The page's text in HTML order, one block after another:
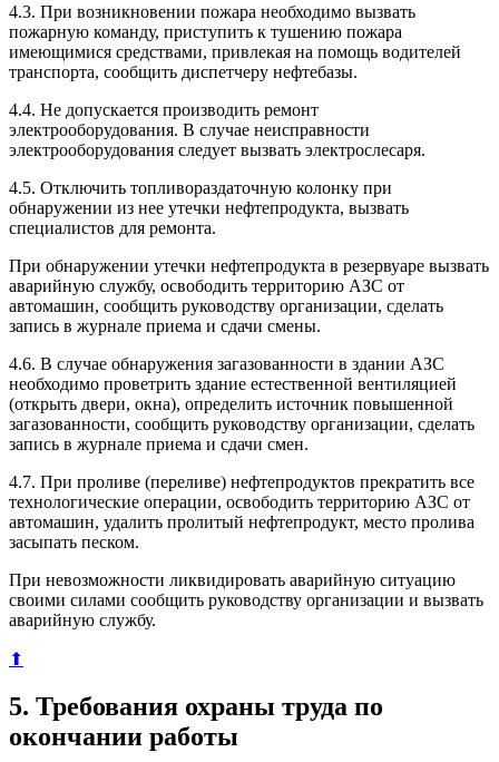
4.3. При возникновении пожара необходимо вызвать
пожарную команду, приступить к тушению пожара
имеющимися средствами, привлекая на помощь водителей
транспорта, сообщить диспетчеру нефтебазы.
4.4. Не допускается производить ремонт
электрооборудования. В случае неисправности
электрооборудования следует вызвать электрослесаря.
4.5. Отключить топливораздаточную колонку при
обнаружении из нее утечки нефтепродукта, вызвать
специалистов для ремонта.
При обнаружении утечки нефтепродукта в резервуаре вызвать
аварийную службу, освободить территорию АЗС от
автомашин, сообщить руководству организации, сделать
запись в журнале приема и сдачи смены.
4.6. В случае обнаружения загазованности в здании АЗС
необходимо проветрить здание естественной вентиляцией
(открыть двери, окна), определить источник повышенной
загазованности, сообщить руководству организации, сделать
запись в журнале приема и сдачи смен.
4.7. При проливе (переливе) нефтепродуктов прекратить все
технологические операции, освободить территорию АЗС от
автомашин, удалить пролитый нефтепродукт, место пролива
засыпать песком.
При невозможности ликвидировать аварийную ситуацию
своими силами сообщить руководству организации и вызвать
аварийную службу.
⬆
5. Требования охраны труда по
окончании работы